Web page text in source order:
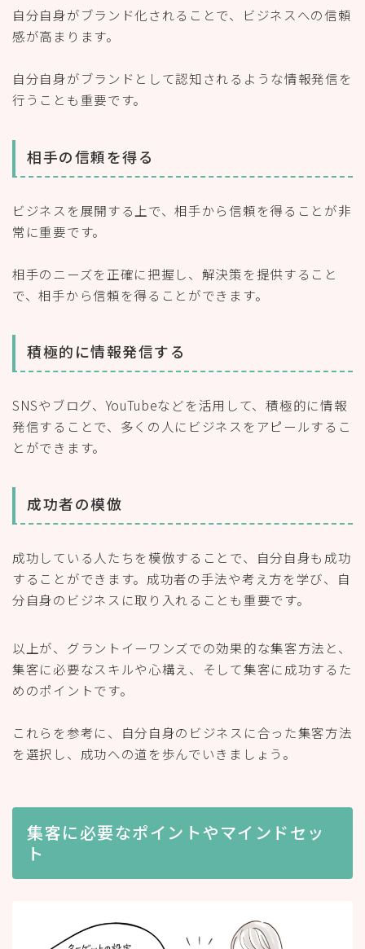
自分自身がブランド化されることで、ビジネスへの信頼
感が高まります。
自分自身がブランドとして認知されるような情報発信を
行うことも重要です。
相手の信頼を得る
ビジネスを展開する上で、相手から信頼を得ることが非
常に重要です。
相手のニーズを正確に把握し、解決策を提供すること
で、相手から信頼を得ることができます。
積極的に情報発信する
SNSやブログ、YouTubeなどを活用して、積極的に情報
発信することで、多くの人にビジネスをアピールするこ
とができます。
成功者の模倣
成功している人たちを模倣することで、自分自身も成功
することができます。成功者の手法や考え方を学び、自
分自身のビジネスに取り入れることも重要です。
以上が、グラントイーワンズでの効果的な集客方法と、
集客に必要なスキルや心構え、そして集客に成功するた
めのポイントです。
これらを参考に、自分自身のビジネスに合った集客方法
を選択し、成功への道を歩んでいきましょう。
集客に必要なポイントやマインドセッ
ト